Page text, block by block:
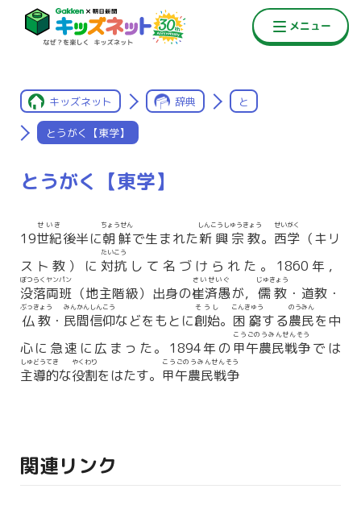
キッズネット 辞典 と
とうがく【東学】
とうがく【東学】
19世紀
せいき
後半に朝鮮
ちょうせん
で生まれた新興宗教
しんこうしゅうきょう
。 西学
せいがく
（キリ
スト教）に 対抗
たいこう
して名づけられた。1860年，
没落両班
ぼつらくヤンパン
（地主階級）出身の崔済愚
さいせいぐ
が， 儒教
じゅきょう
・道教・
仏教
ぶっきょう
・ 民間信仰
みんかんしんこう
などをもとに創始
そうし
。 困窮
こんきゅう
する農民
のうみん
を中
心に急速に広まった。1894年の甲午農民戦争
こうごのうみんせんそう
では
主導的
しゅどうてき
な役割
やくわり
をはたす。 甲午農民戦争
こうごのうみんせんそう
関連リンク